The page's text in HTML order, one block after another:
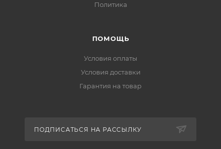
Политика
ПОМОЩЬ
Условия оплаты
Условия доставки
Гарантия на товар
ПОДПИСАТЬСЯ НА РАССЫЛКУ